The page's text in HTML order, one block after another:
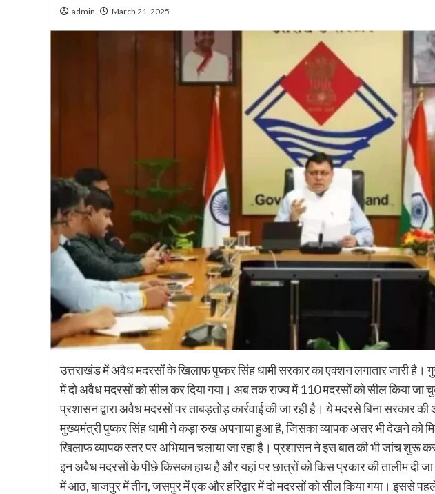
admin March 21, 2025
उत्तराखंड में अवैध मदरसों के खिलाफ पुष्कर सिंह धामी सरकार का एक्शन लगातार जारी है।
में दो अवैध मदरसों को सील कर दिया गया। अब तक राज्य में 110 मदरसों को सील किया जा
प्रशासन द्वारा अवैध मदरसों पर ताबड़तोड़ कार्रवाई की जा रही है। ये मदरसे बिना सरकार
मुख्यमंत्री पुष्कर सिंह धामी ने कड़ा रुख अपनाया हुआ है, जिसका व्यापक असर भी देखने को
खिलाफ व्यापक स्तर पर अभियान चलाया जा रहा है। प्रशासन ने इस बात की भी जांच शुरू
इन अवैध मदरसों के पीछे किसका हाथ है और यहां पर छात्रों को किस प्रकार की तालीम दी
में आठ, बाजपुर में तीन, जसपुर में एक और हरिद्वार में दो मदरसों को सील किया गया। इससे